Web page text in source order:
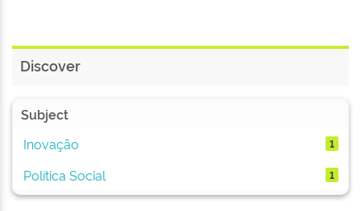
Discover
Subject
Inovação
1
Política Social 1